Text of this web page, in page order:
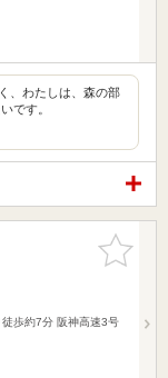
、わたしは、森の部
です。
お気に入
りに追加
歩約7分 阪神高速3号